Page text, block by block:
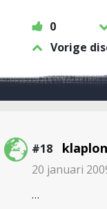
0
Vorige
#18
20 januari
…